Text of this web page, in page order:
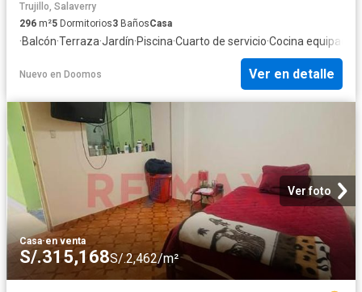
Trujillo, Salaverry
296 m²5 Dormitorios3 BañosCasa
·Balcón·Terraza·Jardín·Piscina·Cuarto de servicio·Cocina equipada
Nuevo en Doomos Ver en detalle
Ver foto
Casa·en venta
S/.315,168S/.2,462/m²